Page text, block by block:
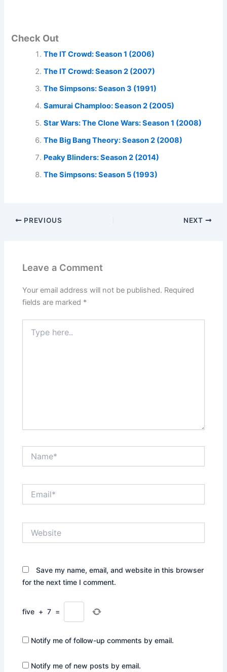
Check Out
The IT Crowd: Season 1 (2006)
The IT Crowd: Season 2 (2007)
The Simpsons: Season 3 (1991)
Samurai Champloo: Season 2 (2005)
Star Wars: The Clone Wars: Season 1 (2008)
The Big Bang Theory: Season 2 (2008)
Peaky Blinders: Season 2 (2014)
The Simpsons: Season 5 (1993)
PREVIOUS NEXT
Leave a Comment
Your email address will not be published. Required
fields are marked *
here..
Save my name, email, and website in this browser
for the next time I comment.
five + 7 =
Notify me of follow-up comments by email.
Notify me of new posts by email.